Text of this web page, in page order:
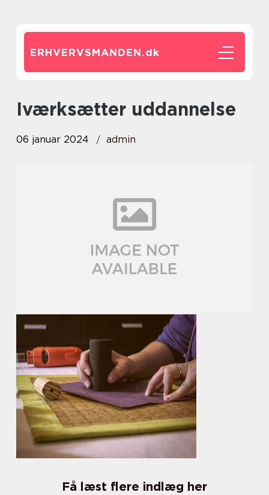
ERHVERVSMANDEN.dk
iværksætter uddannelse
06 januar 2024 admin
Få læst flere indlæg her